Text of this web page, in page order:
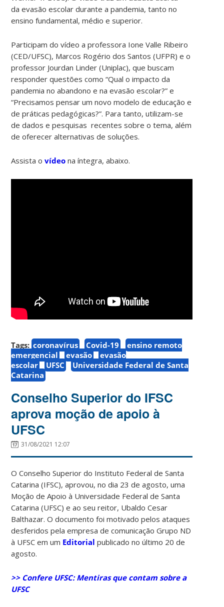
daevasão escolar durante a pandemia, tanto no
ensino fundamental, médio e superior.
Participam do vídeo a professora Ione Valle Ribeiro
(CED/UFSC), Marcos Rogério dos Santos (UFPR) e o
professor Jourdan Linder (Uniplac), que buscam
responder questões como “Qual o impacto da
pandemia no abandono e na evasão escolar?” e
“Precisamos pensar um novo modelo de educação e
de práticas pedagógicas?”. Para tanto, utilizam-se
de dados e pesquisas recentes sobre o tema, além
de oferecer alternativas de soluções.
Assista ovídeo na íntegra, abaixo.
Tags: coronavírus Covid-19
ensino remoto
emergencial
evasão
evasão
escolar
UFSC
Universidade Federal de Santa
Catarina
Conselho Superior do IFSC
aprova moção de apoio à
UFSC
31/08/2021 12:07
O Conselho Superior do Instituto Federal de Santa
Catarina (IFSC), aprovou, no dia 23 de agosto, uma
Moção de Apoio à Universidade Federal de Santa
Catarina (UFSC) e ao seu reitor, Ubaldo Cesar
Balthazar. O documento foi motivado pelos ataques
desferidos pela empresa de comunicação Grupo ND
à UFSC em um Editorial publicado no último 20 de
agosto.
>> Confere UFSC:Mentiras que contam sobre a
UFSC